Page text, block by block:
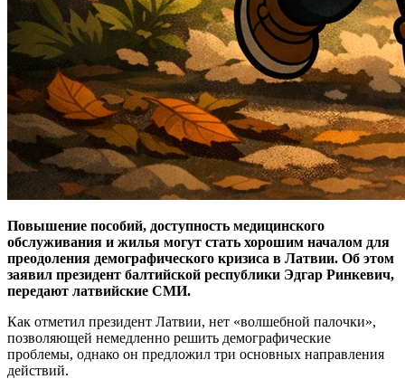
Повышение пособий, доступность медицинского
обслуживания и жилья могут стать хорошим началом для
преодоления демографического кризиса в Латвии. Об этом
заявил президент балтийской республики Эдгар Ринкевич,
передают латвийские СМИ.
Как отметил президент Латвии, нет «волшебной палочки»,
позволяющей немедленно решить демографические
проблемы, однако он предложил три основных направления
действий.